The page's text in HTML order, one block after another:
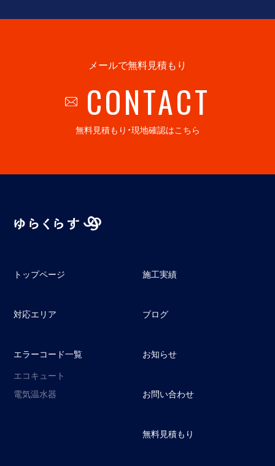
メールで無料見積もり
CONTACT
無料見積もり・現地確認はこちら
トップページ
対応エリア
エラーコード一覧
エコキュート
電気温水器
施工実績
ブログ
お知らせ
お問い合わせ
無料見積もり